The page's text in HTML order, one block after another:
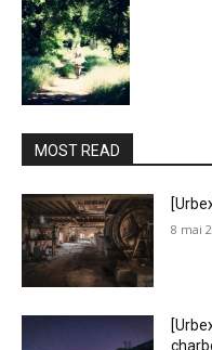
MOST READ
8 mai